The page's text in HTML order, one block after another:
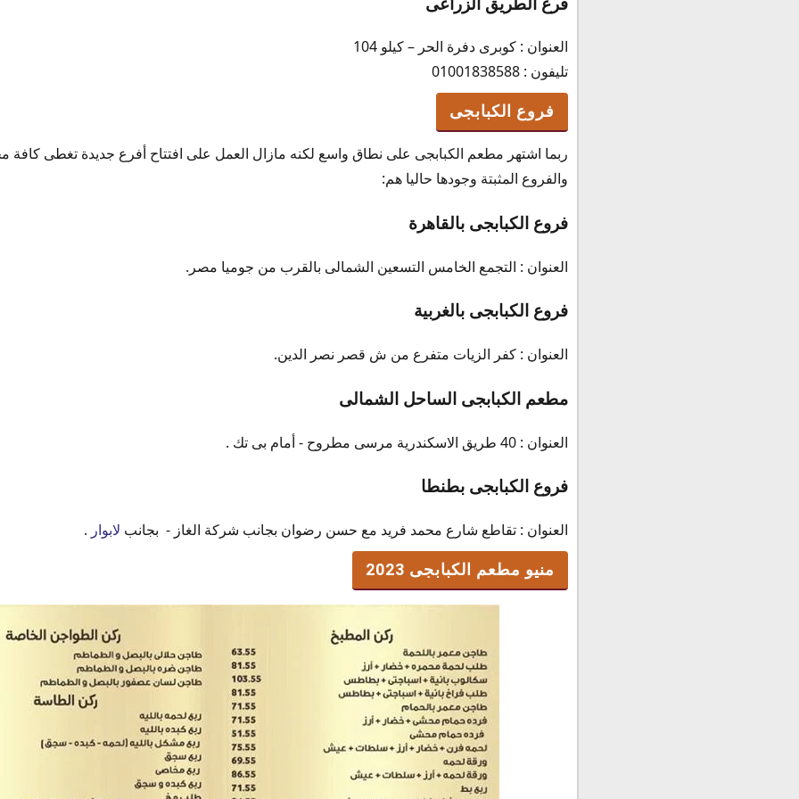
أسعار وجبات الكبابجى 2023
رقم الكبابجى الخط الساخن
رقم مطعم الكبابجى
العنوان : كوبرى دفرة الحر – كيلو 104
تليفون : 01001838588
فروع الكبابجى
ربما اشتهر مطعم الكبابجى على نطاق واسع لكنه مازال العمل على افتتاح أفرع جديدة تغطى
والفروع المثبتة وجودها حاليا هم:
فروع الكبابجى بالقاهرة
العنوان : التجمع الخامس التسعين الشمالى بالقرب من جوميا مصر.
فروع الكبابجى بالغربية
العنوان : كفر الزيات متفرع من ش قصر نصر الدين.
مطعم الكبابجى الساحل الشمالى
العنوان : 40 طريق الاسكندرية مرسى مطروح - أمام بى تك .
فروع الكبابجى بطنطا
العنوان : تقاطع شارع محمد فريد مع حسن رضوان بجانب شركة الغاز - بجانب لابوار .
منيو مطعم الكبابجى 2023